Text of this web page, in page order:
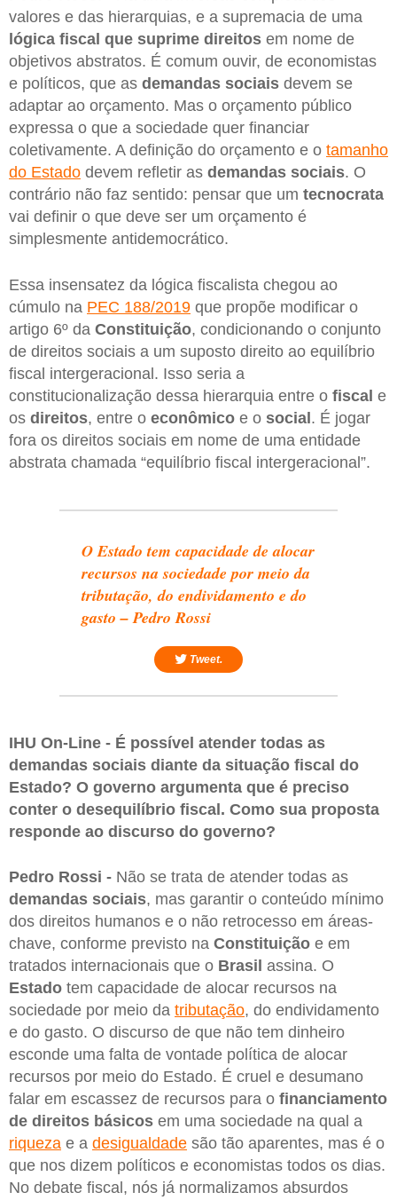
valores e das hierarquias, e a supremacia de uma
lógica fiscal que suprime direitos em nome de
objetivos abstratos. É comum ouvir, de economistas
e políticos, que as demandas sociais devem se
adaptar ao orçamento. Mas o orçamento público
expressa o que a sociedade quer financiar
coletivamente. A definição do orçamento e o tamanho
do Estado devem refletir as demandas sociais. O
contrário não faz sentido: pensar que um tecnocrata
vai definir o que deve ser um orçamento é
simplesmente antidemocrático.
Essa insensatez da lógica fiscalista chegou ao
cúmulo na PEC 188/2019 que propõe modificar o
artigo 6º da Constituição, condicionando o conjunto
de direitos sociais a um suposto direito ao equilíbrio
fiscal intergeracional. Isso seria a
constitucionalização dessa hierarquia entre o fiscal e
os direitos, entre o econômico e o social. É jogar
fora os direitos sociais em nome de uma entidade
abstrata chamada “equilíbrio fiscal intergeracional”.
O Estado tem capacidade de alocar
recursos na sociedade por meio da
tributação, do endividamento e do
gasto – Pedro Rossi
Tweet.
IHU On-Line - É possível atender todas as
demandas sociais diante da situação fiscal do
Estado? O governo argumenta que é preciso
conter o desequilíbrio fiscal. Como sua proposta
responde ao discurso do governo?
Pedro Rossi - Não se trata de atender todas as
demandas sociais, mas garantir o conteúdo mínimo
dos direitos humanos e o não retrocesso em áreas-
chave, conforme previsto na Constituição e em
tratados internacionais que o Brasil assina. O
Estado tem capacidade de alocar recursos na
sociedade por meio da tributação, do endividamento
e do gasto. O discurso de que não tem dinheiro
esconde uma falta de vontade política de alocar
recursos por meio do Estado. É cruel e desumano
falar em escassez de recursos para o financiamento
de direitos básicos em uma sociedade na qual a
riqueza e a desigualdade são tão aparentes, mas é o
que nos dizem políticos e economistas todos os dias.
No debate fiscal, nós já normalizamos absurdos